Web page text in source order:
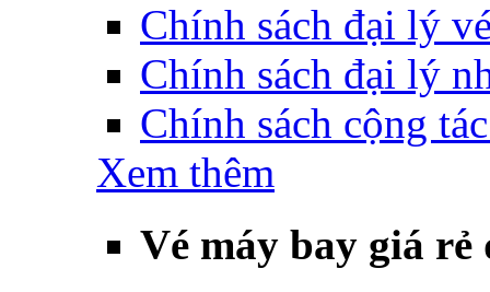
Chính sách đại lý
Chính sách đại lý
Chính sách cộng
Xem thêm
Vé máy bay giá rẻ